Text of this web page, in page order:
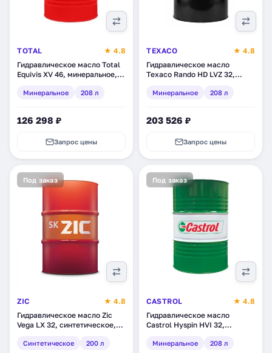
TOTAL
★ 4.8
Гидравлическое масло Total
Equivis XV 46, минеральное,
Минеральное 208 л
126 298 ₽
Запрос цены
TEXACO
★ 4.8
Гидравлическое масло
Texaco Rando HD LVZ 32,
(801353DEE)
Минеральное 208 л
203 526 ₽
Запрос цены
Под заказ
ZIC
★ 4.8
Гидравлическое масло Zic
Vega LX 32, синтетическое,
Синтетическое 200 л
Под заказ
CASTROL
★ 4.8
Гидравлическое масло
Castrol Hyspin HVI 32,
Минеральное 208 л